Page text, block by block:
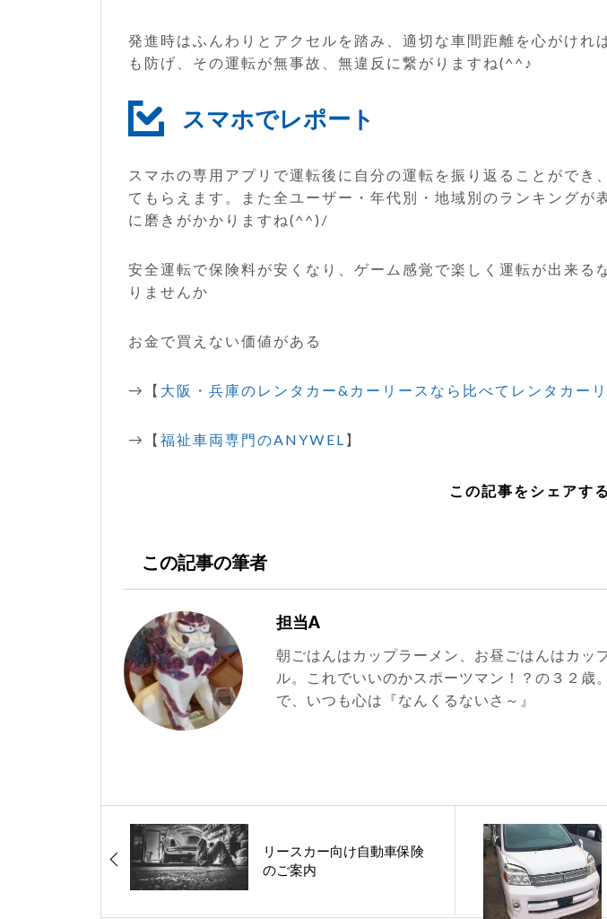
発進時はふんわりとアクセルを踏み、適切な車間距離を心がけれ
も防げ、その運転が無事故、無違反に繋がりますね(^^♪
スマホでレポート
スマホの専用アプリで運転後に自分の運転を振り返ることができ
てもらえます。また全ユーザー・年代別・地域別のランキングが
に磨きがかかりますね(^^)/
安全運転で保険料が安くなり、ゲーム感覚で楽しく運転が出来る
りませんか
お金で買えない価値がある
→【 大阪・兵庫のレンタカー&カーリースなら比べてレンタカー
→【 福祉車両専門のANYWEL 】
この記事をシェアする
この記事の筆者
担当A
朝ごはんはカップラーメン、お昼ごはんはカッ
ル。これでいいのかスポーツマン！？の３２歳
で、いつも心は『なんくるないさ～』
リースカー向け自動車保険
のご案内